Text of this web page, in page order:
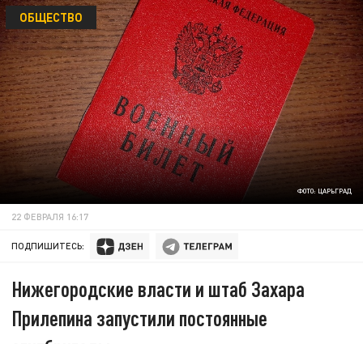
ФОТО: ЦАРЬГРАД
ОБЩЕСТВО
22 ФЕВРАЛЯ 16:17
ПОДПИШИТЕСЬ:
Нижегородские власти и штаб Захара
Прилепина запустили постоянные